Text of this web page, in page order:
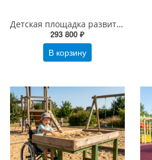
Детская площадка развития тактильных навыков
293 800 ₽
В корзину